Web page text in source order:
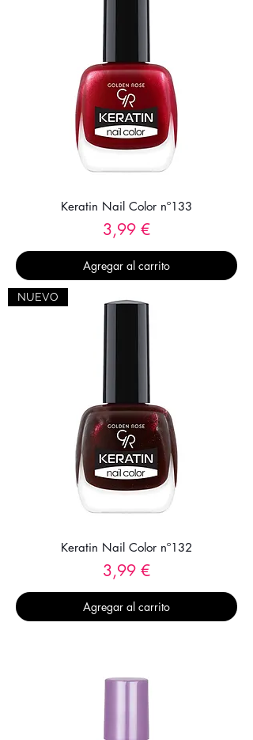
Keratin Nail Color nº133
Precio
3,99 €
Agregar al carrito
NUEVO
Keratin Nail Color nº132
Precio
3,99 €
Agregar al carrito